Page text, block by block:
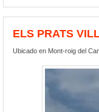
ELS PRATS
Ubicado en Mont-roig del